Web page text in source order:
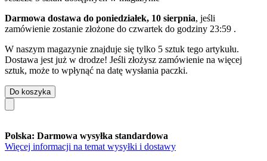
Darmowa dostawa do poniedziałek, 10 sierpnia, jeśli
zamówienie zostanie złożone do czwartek do godziny 23:59 .
W naszym magazynie znajduje się tylko 5 sztuk tego artykułu.
Dostawa jest już w drodze! Jeśli złożysz zamówienie na więcej
sztuk, może to wpłynąć na datę wysłania paczki.
Do koszyka
Polska: Darmowa wysyłka standardowa
Więcej informacji na temat wysyłki i dostawy